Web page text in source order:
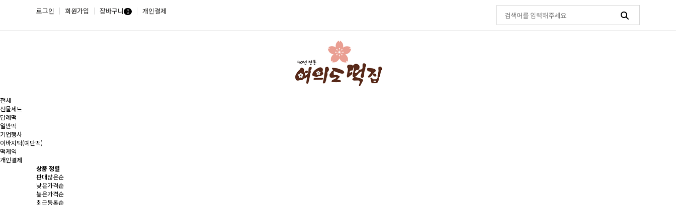
로그인 회원가입 장바구니 0 개인결제
전체
선물세트
답례떡
일반떡
기업행사
이바지떡(예단떡)
떡케익
개인결제
상품 정렬
판매많은순
낮은가격순
높은가격순
최근등록순